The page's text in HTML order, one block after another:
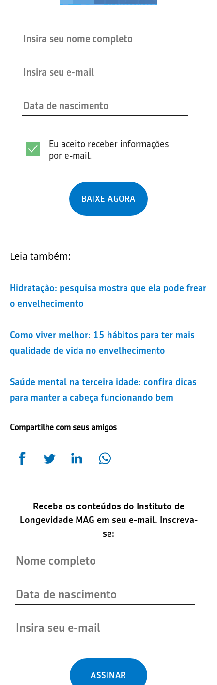
Eu aceito receber informações
por e-mail.
BAIXE AGORA
Leia também:
Hidratação: pesquisa mostra que ela pode frear
o envelhecimento
Como viver melhor: 15 hábitos para ter mais
qualidade de vida no envelhecimento
Saúde mental na terceira idade: confira dicas
para manter a cabeça funcionando bem
Compartilhe com seus amigos
Receba os conteúdos do Instituto de
Longevidade MAG em seu e-mail. Inscreva-
se:
ASSINAR